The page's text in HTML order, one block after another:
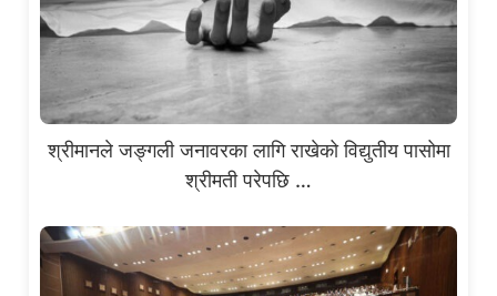
श्रीमानले जङ्गली जनावरका लागि राखेको विद्युतीय पासोमा
श्रीमती परेपछि …